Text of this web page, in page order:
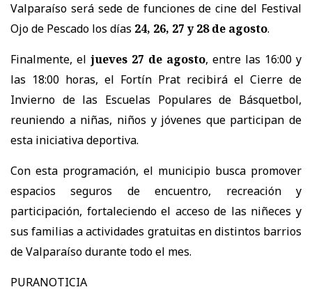
Valparaíso será sede de funciones de cine del Festival
Ojo de Pescado los días 24, 26, 27 y 28 de agosto.
Finalmente, el jueves 27 de agosto, entre las 16:00 y
las 18:00 horas, el Fortín Prat recibirá el Cierre de
Invierno de las Escuelas Populares de Básquetbol,
reuniendo a niñas, niños y jóvenes que participan de
esta iniciativa deportiva.
Con esta programación, el municipio busca promover
espacios seguros de encuentro, recreación y
participación, fortaleciendo el acceso de las niñeces y
sus familias a actividades gratuitas en distintos barrios
de Valparaíso durante todo el mes.
PURANOTICIA